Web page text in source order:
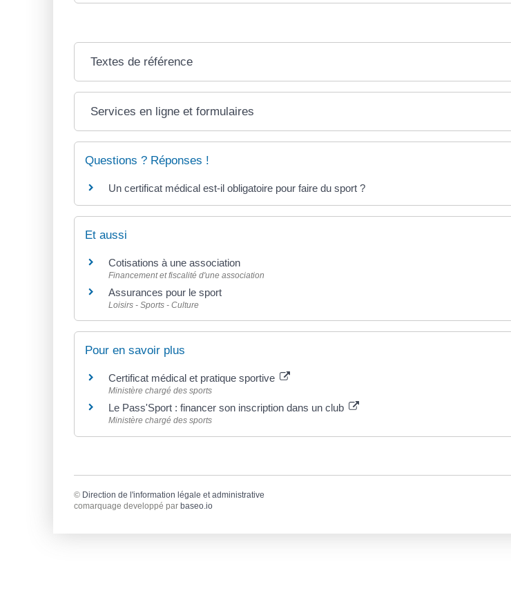
Textes de référence
Services en ligne et formulaires
Questions ? Réponses !
Un certificat médical est-il obligatoire pour faire du sport ?
Et aussi
Cotisations à une association
Financement et fiscalité d'une association
Assurances pour le sport
Loisirs - Sports - Culture
Pour en savoir plus
Certificat médical et pratique sportive
Ministère chargé des sports
Le Pass'Sport : financer son inscription dans un club
Ministère chargé des sports
© Direction de l'information légale et administrative
comarquage developpé par baseo.io